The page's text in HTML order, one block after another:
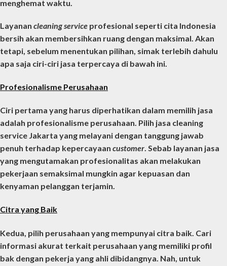
menghemat waktu.
Layanan cleaning service profesional seperti cita Indonesia
bersih akan membersihkan ruang dengan maksimal. Akan
tetapi, sebelum menentukan pilihan, simak terlebih dahulu
apa saja ciri-ciri jasa terpercaya di bawah ini.
Profesionalisme Perusahaan
Ciri pertama yang harus diperhatikan dalam memilih jasa
adalah profesionalisme perusahaan. Pilih jasa cleaning
service Jakarta yang melayani dengan tanggung jawab
penuh terhadap kepercayaan customer. Sebab layanan jasa
yang mengutamakan profesionalitas akan melakukan
pekerjaan semaksimal mungkin agar kepuasan dan
kenyaman pelanggan terjamin.
Citra yang Baik
Kedua, pilih perusahaan yang mempunyai citra baik. Cari
informasi akurat terkait perusahaan yang memiliki profil
bak dengan pekerja yang ahli dibidangnya. Nah, untuk